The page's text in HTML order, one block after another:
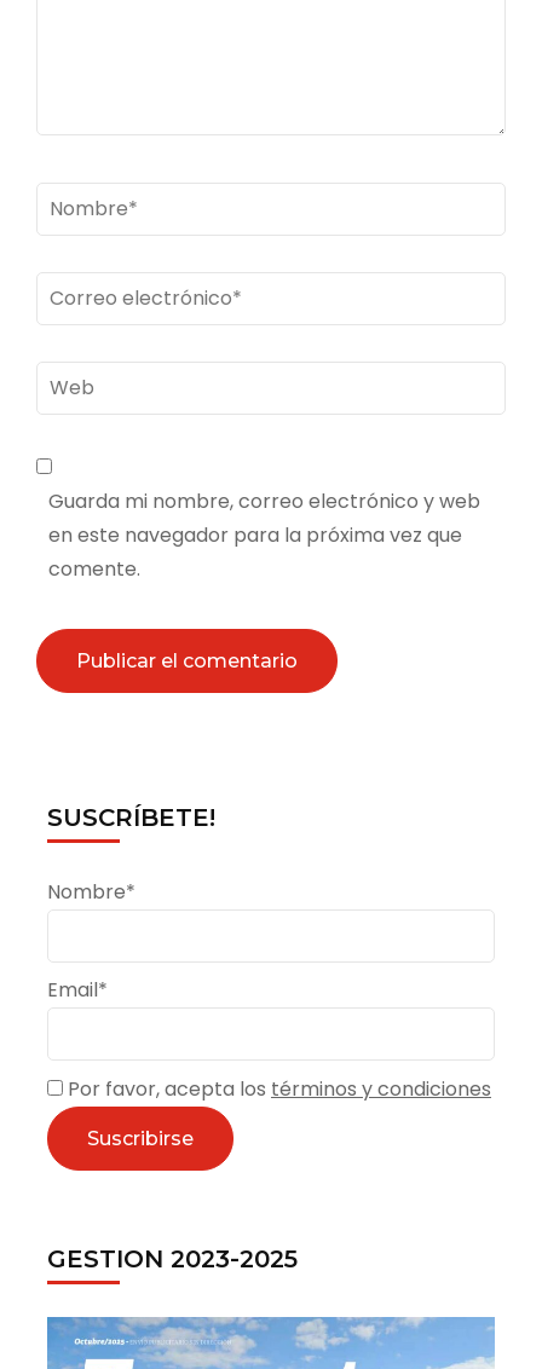
Nombre*
Correo
electrónico*
Web
Guarda mi nombre, correo electrónico y web
en este navegador para la próxima vez que
comente.
SUSCRÍBETE!
Nombre*
Email*
Por favor, acepta los términos y condiciones
GESTION 2023-2025